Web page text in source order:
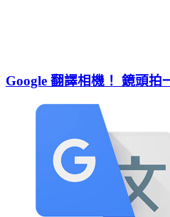
Google 翻譯相機！ 鏡頭